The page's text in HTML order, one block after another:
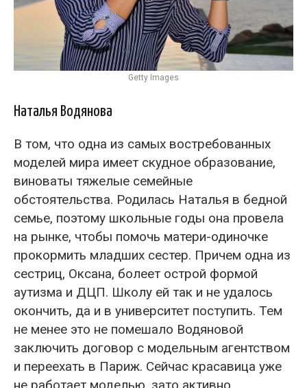
Getty Images
Наталья Водянова
В том, что одна из самых востребованных
моделей мира имеет скудное образование,
виноваты тяжелые семейные
обстоятельства. Родилась Наталья в бедной
семье, поэтому школьные годы она провела
на рынке, чтобы помочь матери-одиночке
прокормить младших сестер. Причем одна из
сестриц, Оксана, болеет острой формой
аутизма и ДЦП. Школу ей так и не удалось
окончить, да и в университет поступить. Тем
не менее это не помешало Водяновой
заключить договор с модельным агентством
и переехать в Париж. Сейчас красавица уже